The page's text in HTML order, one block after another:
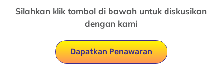
Silahkan klik tombol di bawah untuk diskusikan
dengan kami
Dapatkan Penawaran